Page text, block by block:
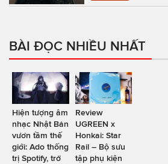
BÀI ĐỌC NHIỀU NHẤT
Hiện tượng âm
nhạc Nhật Bản
vươn tầm thế
giới: Ado thống
trị Spotify, trở
Review
UGREEN x
Honkai: Star
Rail – Bộ sưu
tập phụ kiện